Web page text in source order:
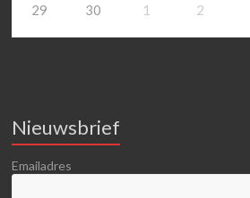
29 30 1 2
Nieuwsbrief
Emailadres